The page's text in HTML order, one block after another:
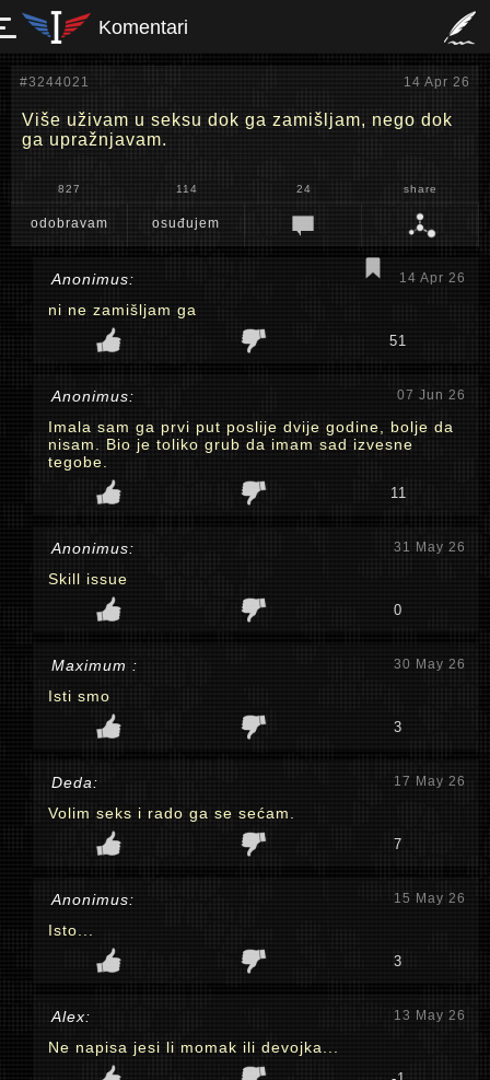
Komentari
#3244021 14 Apr 26
Više uživam u seksu dok ga zamišljam, nego dok
ga upražnjavam.
827 114 24 share
odobravam osuđujem
Anonimus: 14 Apr 26
ni ne zamišljam ga
51
Anonimus: 07 Jun 26
Imala sam ga prvi put poslije dvije godine, bolje da
nisam. Bio je toliko grub da imam sad izvesne
tegobe.
11
Anonimus: 31 May 26
Skill issue
0
Maximum : 30 May 26
Isti smo
3
Deda: 17 May 26
Volim seks i rado ga se sećam.
7
Anonimus: 15 May 26
Isto...
3
Alex: 13 May 26
Ne napisa jesi li momak ili devojka...